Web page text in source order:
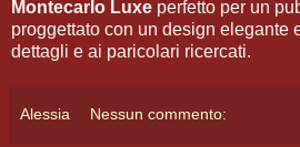
Montecarlo Luxe perfetto per un
proggettato con un design elegante
dettagli e ai paricolari ricercati.
Alessia Nessun commento: